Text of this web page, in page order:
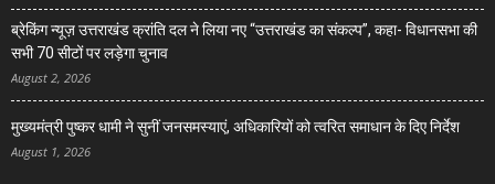
ब्रेकिंग न्यूज़ उत्तराखंड क्रांति दल ने लिया नए “उत्तराखंड का संकल्प”, कहा- विधानसभा की
सभी 70 सीटों पर लड़ेगा चुनाव
August 2, 2026
मुख्यमंत्री पुष्कर धामी ने सुनीं जनसमस्याएं, अधिकारियों को त्वरित समाधान के दिए निर्देश
August 1, 2026